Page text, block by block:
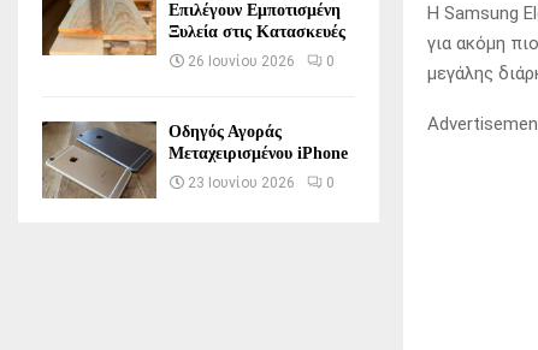
Η Samsung
για ακόμη
μεγάλης
Επιλέγουν Εμποτισμένη
Ξυλεία στις Κατασκευές
26 Ιουνίου 2026 0
Οδηγός Αγοράς
Μεταχειρισμένου iPhone
23 Ιουνίου 2026 0